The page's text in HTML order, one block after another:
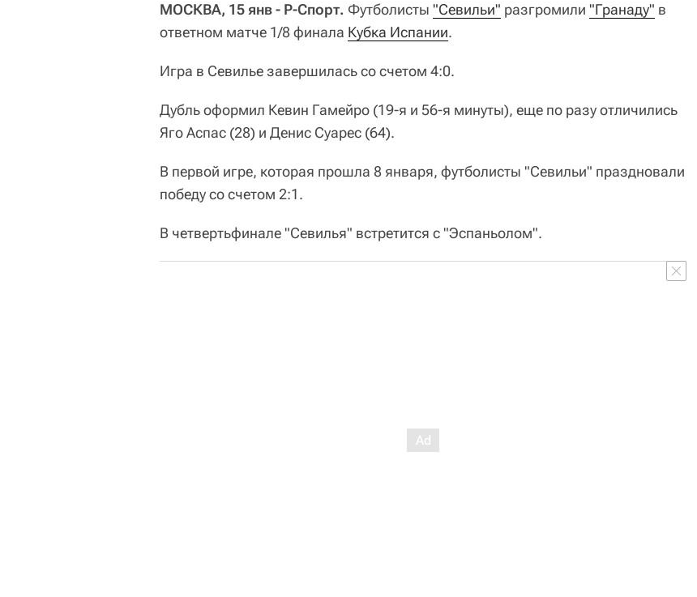
МОСКВА, 15 янв - Р-Спорт. Футболисты "Севильи" разгромили "Гранаду" в
ответном матче 1/8 финала Кубка Испании.
Игра в Севилье завершилась со счетом 4:0.
Дубль оформил Кевин Гамейро (19-я и 56-я минуты), еще по разу отличились
Яго Аспас (28) и Денис Суарес (64).
В первой игре, которая прошла 8 января, футболисты "Севильи" праздновали
победу со счетом 2:1.
В четвертьфинале "Севилья" встретится с "Эспаньолом".